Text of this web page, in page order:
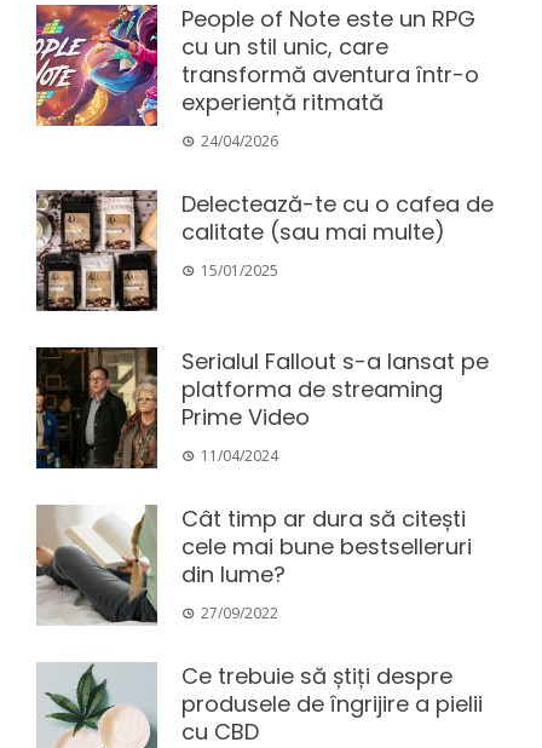
People of Note este un RPG
cu un stil unic, care
transformă aventura într-o
experiență ritmată
24/04/2026
Delectează-te cu o cafea de
calitate (sau mai multe)
15/01/2025
Serialul Fallout s-a lansat pe
platforma de streaming
Prime Video
11/04/2024
Cât timp ar dura să citești
cele mai bune bestselleruri
din lume?
27/09/2022
Ce trebuie să știți despre
produsele de îngrijire a pielii
cu CBD